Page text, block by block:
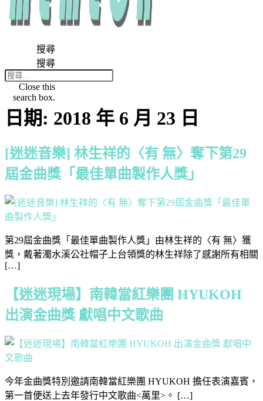
搜尋
搜尋
Close this
search box.
日期: 2018 年 6 月 23 日
[迷迷音樂] 林生祥的〈有 無〉奪下第29
屆金曲獎「最佳單曲製作人獎」
第29屆金曲獎「最佳單曲製作人獎」由林生祥的〈有 無〉獲
獎，戴著濁水溪公社帽子上台領獎的林生祥除了感謝所有相關
[…]
【迷迷現場】南韓當紅樂團 HYUKOH
出演金曲獎 獻唱中文歌曲
今年金曲獎特別邀請南韓當紅樂團 HYUKOH 擔任表演嘉賓，
第一首便送上去年發行中文歌曲<萬里>。 […]